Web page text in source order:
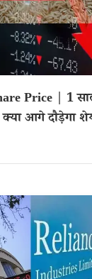
Price | 1
आगे दौड़ेगा